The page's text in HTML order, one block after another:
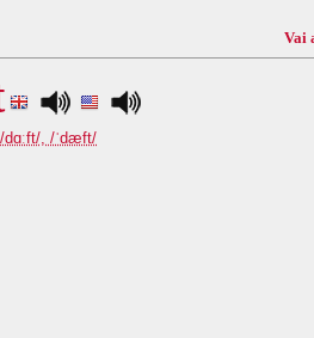
Vai
dɑːft/, /ˈdæft/